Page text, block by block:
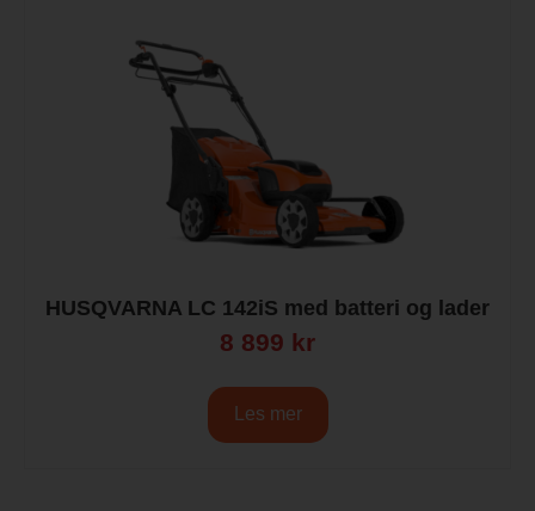
HUSQVARNA LC 142iS med batteri og lader
8 899 kr
Les mer